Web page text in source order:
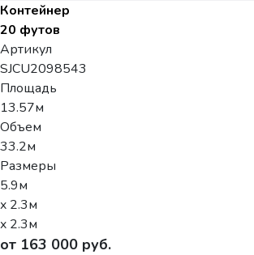
Контейнер
20 футов
Артикул
SJCU2098543
Площадь
13.57м
Объем
33.2м
Размеры
5.9м
x 2.3м
x 2.3м
от 163 000 руб.